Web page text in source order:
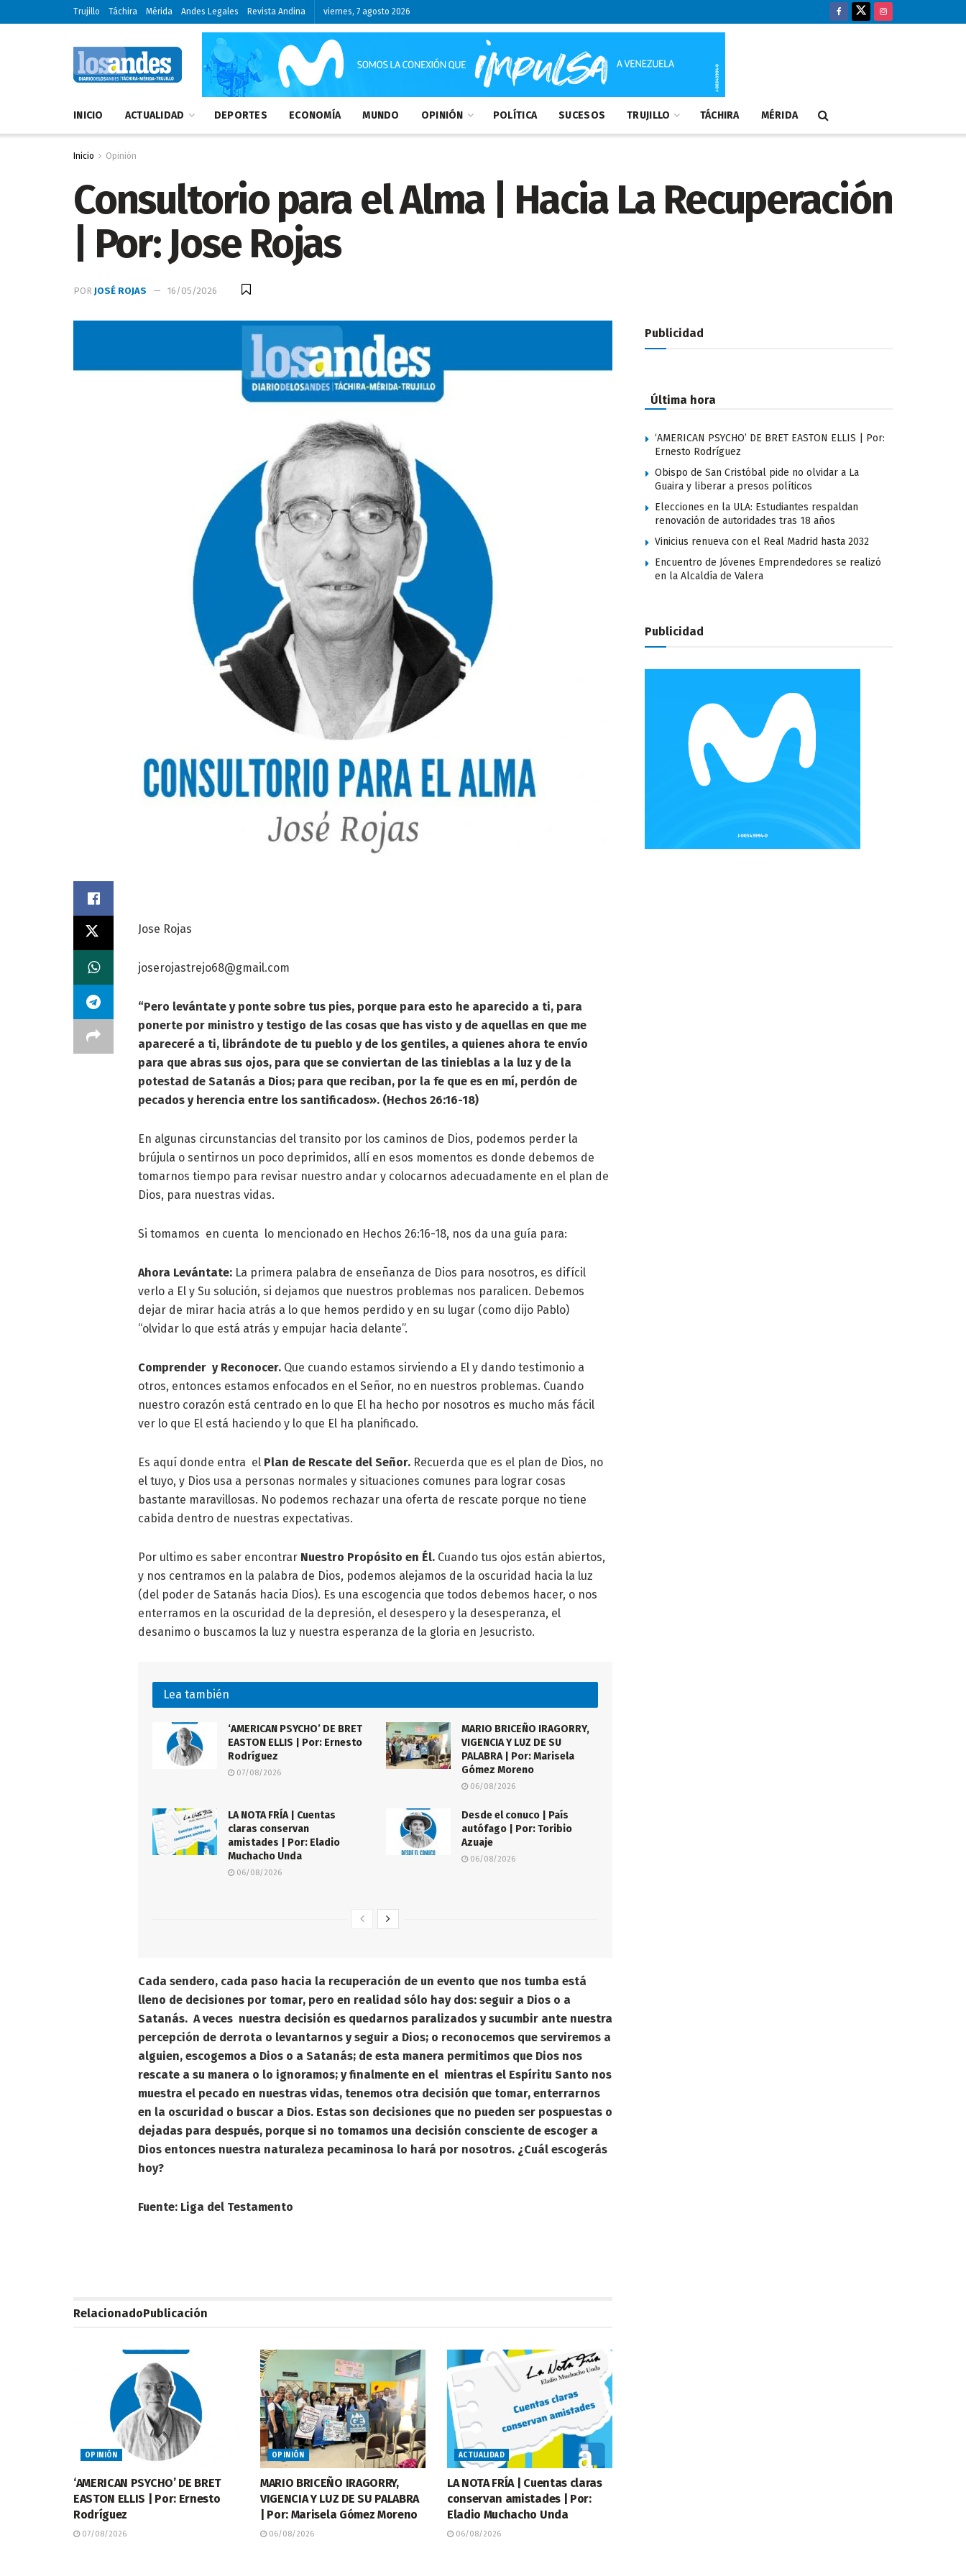
Trujillo Táchira Mérida Andes Legales Revista Andina viernes, 7 agosto 2026
INICIO ACTUALIDAD DEPORTES ECONOMÍA MUNDO OPINIÓN POLÍTICA SUCESOS TRUJILLO TÁCHIRA MÉRIDA
Inicio Opinión
Consultorio para el Alma | Hacia La Recuperación
| Por: Jose Rojas
POR JOSÉ ROJAS 16/05/2026
Jose Rojas
joserojastrejo68@gmail.com
“Pero levántate y ponte sobre tus pies, porque para esto he aparecido a ti, para
ponerte por ministro y testigo de las cosas que has visto y de aquellas en que me
apareceré a ti, librándote de tu pueblo y de los gentiles, a quienes ahora te envío
para que abras sus ojos, para que se conviertan de las tinieblas a la luz y de la
potestad de Satanás a Dios; para que reciban, por la fe que es en mí, perdón de
pecados y herencia entre los santificados». (Hechos 26:16-18)
En algunas circunstancias del transito por los caminos de Dios, podemos perder la
brújula o sentirnos un poco deprimidos, allí en esos momentos es donde debemos de
tomarnos tiempo para revisar nuestro andar y colocarnos adecuadamente en el plan de
Dios, para nuestras vidas.
Si tomamos en cuenta lo mencionado en Hechos 26:16-18, nos da una guía para:
Ahora Levántate: La primera palabra de enseñanza de Dios para nosotros, es difícil
verlo a El y Su solución, si dejamos que nuestros problemas nos paralicen. Debemos
dejar de mirar hacia atrás a lo que hemos perdido y en su lugar (como dijo Pablo)
“olvidar lo que está atrás y empujar hacia delante”.
Comprender y Reconocer. Que cuando estamos sirviendo a El y dando testimonio a
otros, entonces estamos enfocados en el Señor, no en nuestros problemas. Cuando
nuestro corazón está centrado en lo que El ha hecho por nosotros es mucho más fácil
ver lo que El está haciendo y lo que El ha planificado.
Es aquí donde entra el Plan de Rescate del Señor. Recuerda que es el plan de Dios, no
el tuyo, y Dios usa a personas normales y situaciones comunes para lograr cosas
bastante maravillosas. No podemos rechazar una oferta de rescate porque no tiene
cabida dentro de nuestras expectativas.
Por ultimo es saber encontrar Nuestro Propósito en Él. Cuando tus ojos están abiertos,
y nos centramos en la palabra de Dios, podemos alejamos de la oscuridad hacia la luz
(del poder de Satanás hacia Dios). Es una escogencia que todos debemos hacer, o nos
enterramos en la oscuridad de la depresión, el desespero y la desesperanza, el
desanimo o buscamos la luz y nuestra esperanza de la gloria en Jesucristo.
Lea también
‘AMERICAN PSYCHO’ DE BRET
EASTON ELLIS | Por: Ernesto
Rodríguez
07/08/2026
MARIO BRICEÑO IRAGORRY,
VIGENCIA Y LUZ DE SU
PALABRA | Por: Marisela
Gómez Moreno
06/08/2026
LA NOTA FRÍA | Cuentas
claras conservan
amistades | Por: Eladio
Muchacho Unda
06/08/2026
Desde el conuco | País
autófago | Por: Toribio
Azuaje
06/08/2026
Cada sendero, cada paso hacia la recuperación de un evento que nos tumba está
lleno de decisiones por tomar, pero en realidad sólo hay dos: seguir a Dios o a
Satanás. A veces nuestra decisión es quedarnos paralizados y sucumbir ante nuestra
percepción de derrota o levantarnos y seguir a Dios; o reconocemos que serviremos a
alguien, escogemos a Dios o a Satanás; de esta manera permitimos que Dios nos
rescate a su manera o lo ignoramos; y finalmente en el mientras el Espíritu Santo nos
muestra el pecado en nuestras vidas, tenemos otra decisión que tomar, enterrarnos
en la oscuridad o buscar a Dios. Estas son decisiones que no pueden ser pospuestas o
dejadas para después, porque si no tomamos una decisión consciente de escoger a
Dios entonces nuestra naturaleza pecaminosa lo hará por nosotros. ¿Cuál escogerás
hoy?
Fuente: Liga del Testamento
RelacionadoPublicación
OPINIÓN
‘AMERICAN PSYCHO’ DE BRET
EASTON ELLIS | Por: Ernesto
Rodríguez
07/08/2026
OPINIÓN
MARIO BRICEÑO IRAGORRY,
VIGENCIA Y LUZ DE SU PALABRA
| Por: Marisela Gómez Moreno
06/08/2026
ACTUALIDAD
LA NOTA FRÍA | Cuentas claras
conservan amistades | Por:
Eladio Muchacho Unda
06/08/2026
Publicidad
Última hora
‘AMERICAN PSYCHO’ DE BRET EASTON ELLIS | Por:
Ernesto Rodríguez
Obispo de San Cristóbal pide no olvidar a La
Guaira y liberar a presos políticos
Elecciones en la ULA: Estudiantes respaldan
renovación de autoridades tras 18 años
Vinicius renueva con el Real Madrid hasta 2032
Encuentro de Jóvenes Emprendedores se realizó
en la Alcaldía de Valera
Publicidad